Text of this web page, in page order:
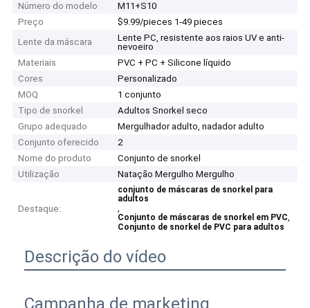
Número do modelo
M11+S10
Preço
$9.99/pieces 1-49 pieces
Lente da máscara
Lente PC, resistente aos raios UV e anti-
nevoeiro
Materiais
PVC + PC + Silicone líquido
Cores
Personalizado
MOQ
1 conjunto
Tipo de snorkel
Adultos Snorkel seco
Grupo adequado
Mergulhador adulto, nadador adulto
Conjunto oferecido
2
Nome do produto
Conjunto de snorkel
Utilização
Natação Mergulho Mergulho
Destaque:
conjunto de máscaras de snorkel para
adultos
,
Conjunto de máscaras de snorkel em PVC,
Conjunto de snorkel de PVC para adultos
Descrição do vídeo
Campanha de marketing